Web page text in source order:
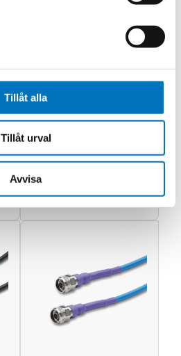
Tillåt alla
Tillåt urval
Avvisa
SiteLine™
Armored Test
Cables